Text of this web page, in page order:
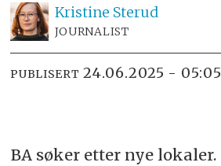
Kristine Sterud
JOURNALIST
PUBLISERT 24.06.2025 - 05:05
BA søker etter nye lokaler.